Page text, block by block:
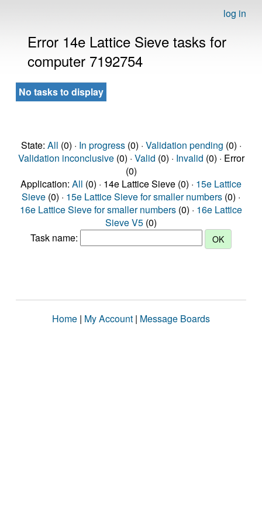
log in
Error 14e Lattice Sieve tasks for
computer 7192754
No tasks to display
State: All (0) · In progress(0) · Validation pending (0) ·
Validation inconclusive(0) · Valid (0) · Invalid (0) · Error
(0)
Application: All (0) · 14e Lattice Sieve (0) · 15e Lattice
Sieve (0) · 15e Lattice Sieve for smaller numbers (0) ·
16e Lattice Sieve for smaller numbers (0) · 16e Lattice
Sieve V5 (0)
Task name:
Home | My Account | Message Boards